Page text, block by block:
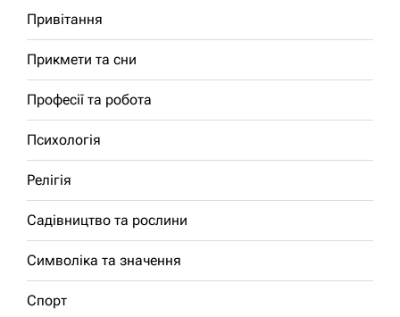
Привітання
Прикмети та сни
Професії та робота
Психологія
Релігія
Садівництво та рослини
Символіка та значення
Спорт